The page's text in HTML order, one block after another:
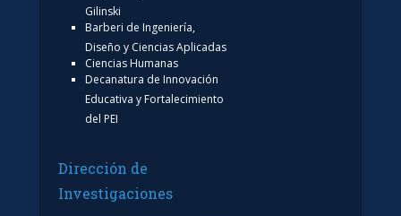
Gilinski
Barberi de Ingeniería,
Diseño y Ciencias Aplicadas
Ciencias Humanas
Decanatura de Innovación
Educativa y Fortalecimiento
del PEI
Dirección de
Investigaciones